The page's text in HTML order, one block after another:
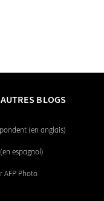
BLOGS
(en anglais)
espagnol)
AFP Photo